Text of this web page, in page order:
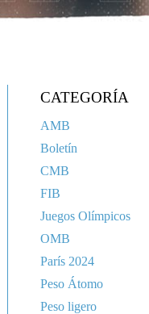
CATEGORÍA
AMB
Boletín
CMB
FIB
Juegos Olímpicos
OMB
París 2024
Peso Átomo
Peso ligero